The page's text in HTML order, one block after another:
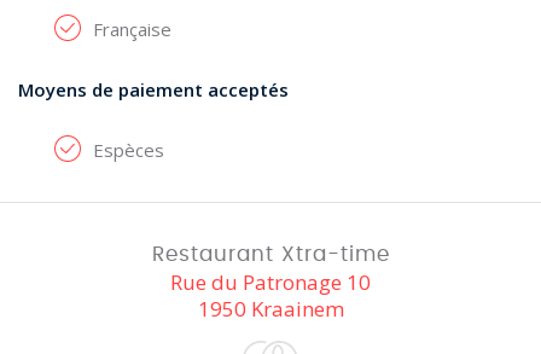
Française
Moyens de paiement acceptés
Espèces
Restaurant Xtra-time
Rue du Patronage 10
1950 Kraainem